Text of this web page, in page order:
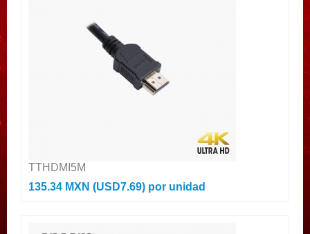
TTHDMI5M
135.34 MXN (USD7.69) por unidad